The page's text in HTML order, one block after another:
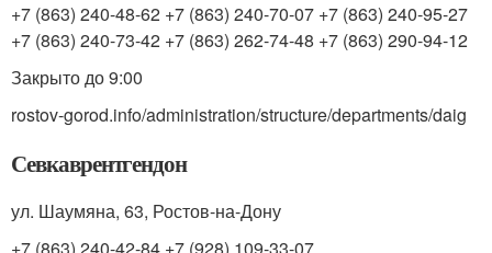
+7 (863) 240-48-62 +7 (863) 240-70-07 +7 (863) 240-95-27
+7 (863) 240-73-42 +7 (863) 262-74-48 +7 (863) 290-94-12
Закрыто до 9:00
rostov-gorod.info/administration/structure/departments/daig
Севкаврентгендон
ул. Шаумяна, 63, Ростов-на-Дону